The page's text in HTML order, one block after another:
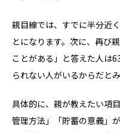
親目線では、すでに半分近
とになります。次に、再び
ことがある」と答えた人は
られない人がいるからだとみ
具体的に、親が教えたい項
管理方法」「貯蓄の意義」